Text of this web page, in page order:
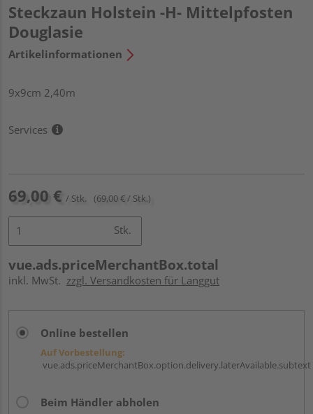
Steckzaun Holstein -H- Mittelpfosten
Douglasie
Artikelinformationen
9x9cm 2,40m
Services
69,00 € / Stk. (69,00 € / Stk.)
Stk.
vue.ads.priceMerchantBox.total
inkl. MwSt. zzgl. Versandkosten für Langgut
Online bestellen
Auf Vorbestellung:
vue.ads.priceMerchantBox.option.delivery.laterAvailable.subtext
Beim Händler abholen